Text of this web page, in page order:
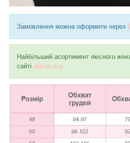
Замовлення можна оформити через
Найбільший асортимент якісного
сайті ola-la.org